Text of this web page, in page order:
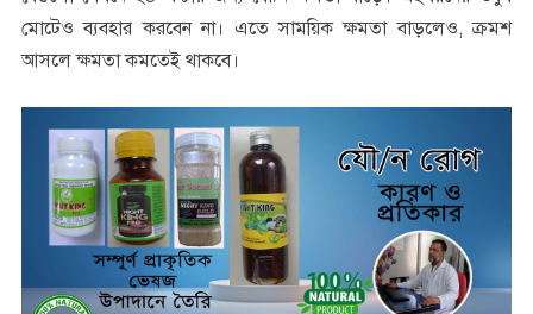
মোটেও ব্যবহার করবেন না। এতে সাময়িক ক্ষমতা বাড়লেও, ক্রমশ
আসলে ক্ষমতা কমতেই থাকবে।